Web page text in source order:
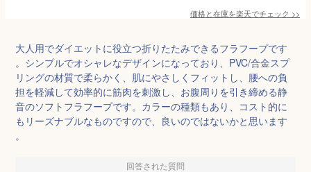
価格と在庫を楽天でチェック >>
大人用でダイエットに役立つ折りたたみできるフラフープです
。シンプルでオシャレなデザインになっており、PVC/合金スプ
リングの材質で柔らかく、肌にやさしくフィットし、腰への負
担を軽減して効率的に筋肉を刺激し、お腹周りを引き締める静
音のソフトフラフープです。カラーの種類もあり、コスト的に
もリーズナブルなものですので、良いのではないかと思います
。
回答された質問